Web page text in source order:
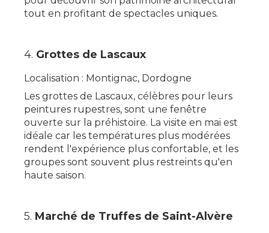
tout en profitant de spectacles uniques.
4. Grottes de Lascaux
Localisation : Montignac, Dordogne
Les grottes de Lascaux, célèbres pour leurs
peintures rupestres, sont une fenêtre
ouverte sur la préhistoire. La visite en mai est
idéale car les températures plus modérées
rendent l'expérience plus confortable, et les
groupes sont souvent plus restreints qu'en
haute saison.
5. Marché de Truffes de Saint-Alvère